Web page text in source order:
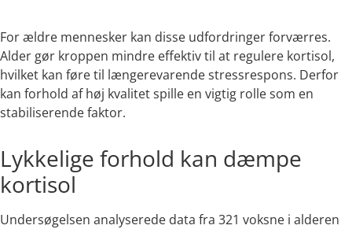
For ældre mennesker kan disse udfordringer forværres.
Alder gør kroppen mindre effektiv til at regulere kortisol,
hvilket kan føre til længerevarende stressrespons. Derfor
kan forhold af høj kvalitet spille en vigtig rolle som en
stabiliserende faktor.
Lykkelige forhold kan dæmpe
kortisol
Undersøgelsen analyserede data fra 321 voksne i alderen